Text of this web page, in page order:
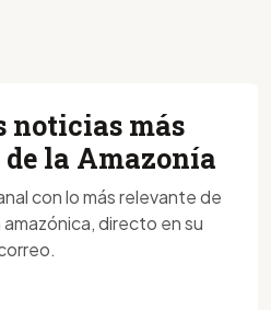
noticias más
la Amazonía
con lo más relevante de
directo en su